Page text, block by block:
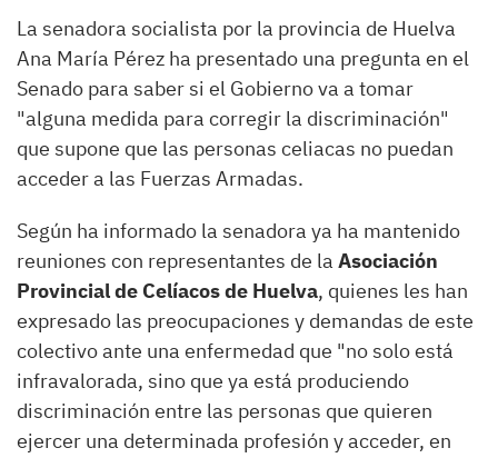
La senadora socialista por la provincia de Huelva
Ana María Pérez ha presentado una pregunta en el
Senado para saber si el Gobierno va a tomar
"alguna medida para corregir la discriminación"
que supone que las personas celiacas no puedan
acceder a las Fuerzas Armadas.
Según ha informado la senadora ya ha mantenido
reuniones con representantes de la Asociación
Provincial de Celíacos de Huelva, quienes les han
expresado las preocupaciones y demandas de este
colectivo ante una enfermedad que "no solo está
infravalorada, sino que ya está produciendo
discriminación entre las personas que quieren
ejercer una determinada profesión y acceder, en